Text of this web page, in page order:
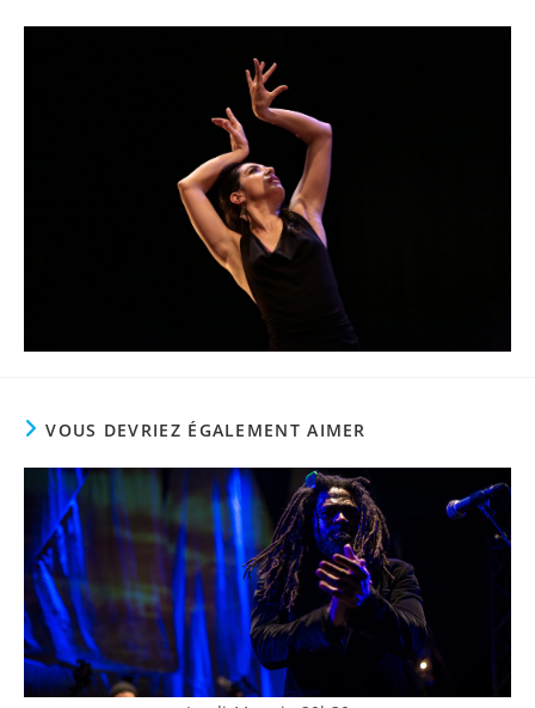
VOUS DEVRIEZ ÉGALEMENT AIMER